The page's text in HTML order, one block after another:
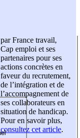
par France travail,
Cap emploi et ses
partenaires pour ses
actions concrètes en
faveur du recrutement,
de l’intégration et de
l’accompagnement de
ses collaborateurs en
situation de handicap.
Pour en savoir plus,
consultez cet article.